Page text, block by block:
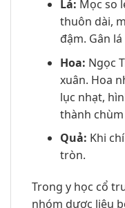
Lá: Mọc so
thuôn dài,
đậm. Gân
Hoa: Ngọc
xuân. Hoa
lục nhạt,
thành
Quả: Khi
tròn.
Trong y học cổ
nhóm dược liệu